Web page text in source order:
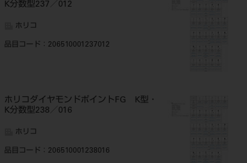
K分数型237／012
ホリコ
品目コード ：206510001237012
ホリコダイヤモンドポイントFG K型・
K分数型238／016
ホリコ
品目コード ：206510001238016